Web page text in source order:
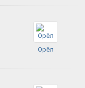
Орёл